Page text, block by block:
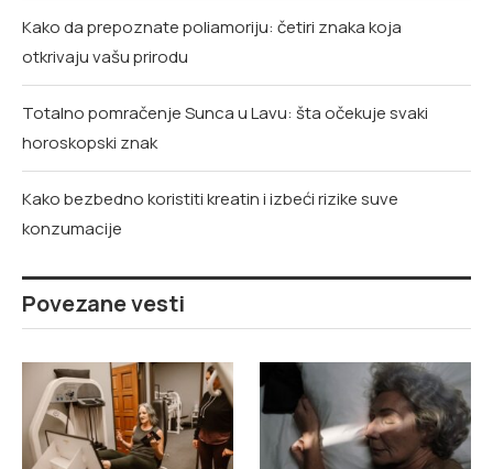
Kako da prepoznate poliamoriju: četiri znaka koja
otkrivaju vašu prirodu
Totalno pomračenje Sunca u Lavu: šta očekuje svaki
horoskopski znak
Kako bezbedno koristiti kreatin i izbeći rizike suve
konzumacije
Povezane vesti